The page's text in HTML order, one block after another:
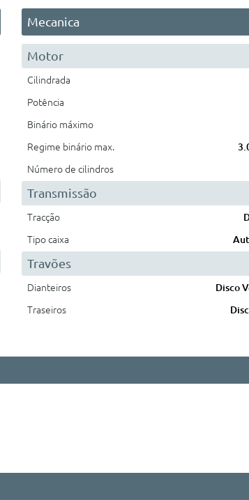
Mecanica
Motor
Cilindrada
Potência
Binário máximo
Regime binário max.
Número de cilindros
Transmissão
Tracção
Tipo caixa
Travões
Dianteiros
Disco
Traseiros